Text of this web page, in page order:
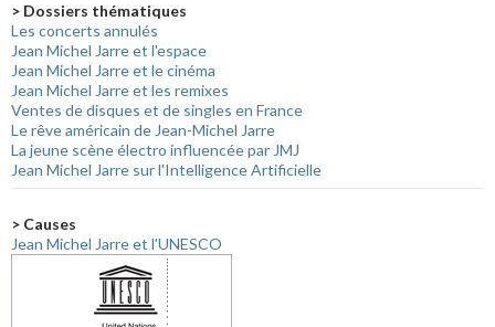
> Dossiers thématiques
Les concerts annulés
Jean Michel Jarre et l'espace
Jean Michel Jarre et le cinéma
Jean Michel Jarre et les remixes
Ventes de disques et de singles en France
Le rêve américain de Jean-Michel Jarre
La jeune scène électro influencée par JMJ
Jean Michel Jarre sur l'Intelligence Artificielle
> Causes
Jean Michel Jarre et l'UNESCO